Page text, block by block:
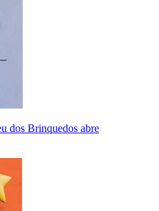
dos Brinquedos abre